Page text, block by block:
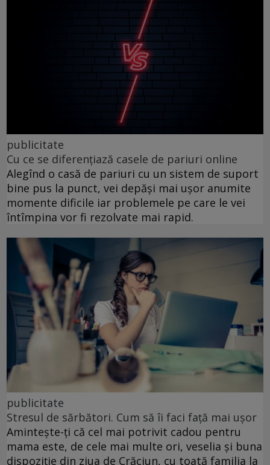
publicitate
Cu ce se diferențiază casele de pariuri online
Alegînd o casă de pariuri cu un sistem de suport
bine pus la punct, vei depăși mai ușor anumite
momente dificile iar problemele pe care le vei
întîmpina vor fi rezolvate mai rapid.
publicitate
Stresul de sărbători. Cum să îi faci față mai ușor
Amintește-ți că cel mai potrivit cadou pentru
mama este, de cele mai multe ori, veselia și buna
dispoziție din ziua de Crăciun, cu toată familia la